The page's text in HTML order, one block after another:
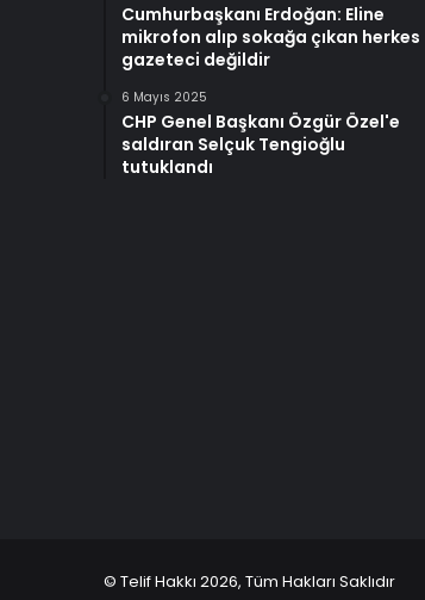
Cumhurbaşkanı Erdoğan: Eline
mikrofon alıp sokağa çıkan herkes
gazeteci değildir
6 Mayıs 2025
CHP Genel Başkanı Özgür Özel'e
saldıran Selçuk Tengioğlu
tutuklandı
© Telif Hakkı 2026, Tüm Hakları Saklıdır